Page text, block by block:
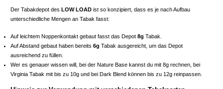
Der Tabakdepot des LOW LOAD ist so konzipiert, dass es je nach Aufbau
unterschiedliche Mengen an Tabak fasst:
Auf leichtem Noppenkontakt gebaut fasst das Depot 8g Tabak.
Auf Abstand gebaut haben bereits 6g Tabak ausgereicht, um das Depot
ausreichend zu füllen.
Wer es genauer wissen will, bei der Nature Base kannst du mit 8g rechnen, bei
Virginia Tabak mit bis zu 10g und bei Dark Blend können bis zu 12g reinpassen.